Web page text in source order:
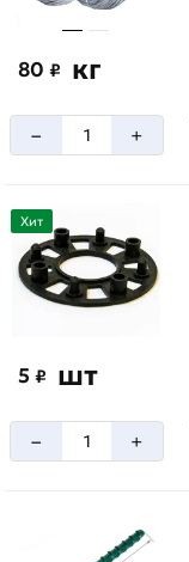
80 ₽ кг
– +
Хит
5 ₽ шт
– +